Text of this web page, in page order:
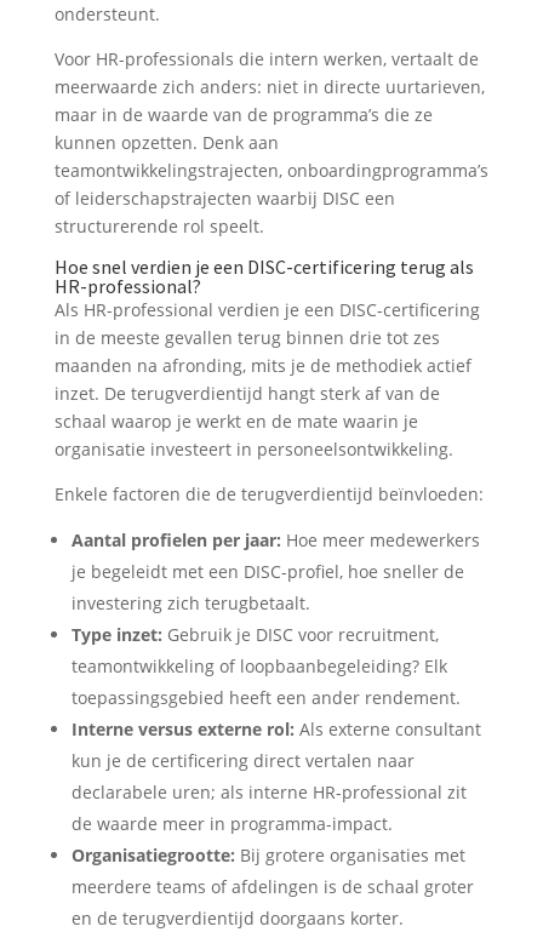
ondersteunt.
Voor HR-professionals die intern werken, vertaalt de
meerwaarde zich anders: niet in directe uurtarieven,
maar in de waarde van de programma’s die ze
kunnen opzetten. Denk aan
teamontwikkelingstrajecten, onboardingprogramma’s
of leiderschapstrajecten waarbij DISC een
structurerende rol speelt.
Hoe snel verdien je een DISC-certificering terug als
HR-professional?
Als HR-professional verdien je een DISC-certificering
in de meeste gevallen terug binnen drie tot zes
maanden na afronding, mits je de methodiek actief
inzet. De terugverdientijd hangt sterk af van de
schaal waarop je werkt en de mate waarin je
organisatie investeert in personeelsontwikkeling.
Enkele factoren die de terugverdientijd beïnvloeden:
Aantal profielen per jaar: Hoe meer medewerkers
je begeleidt met een DISC-profiel, hoe sneller de
investering zich terugbetaalt.
Type inzet: Gebruik je DISC voor recruitment,
teamontwikkeling of loopbaanbegeleiding? Elk
toepassingsgebied heeft een ander rendement.
Interne versus externe rol: Als externe consultant
kun je de certificering direct vertalen naar
declarabele uren; als interne HR-professional zit
de waarde meer in programma-impact.
Organisatiegrootte: Bij grotere organisaties met
meerdere teams of afdelingen is de schaal groter
en de terugverdientijd doorgaans korter.